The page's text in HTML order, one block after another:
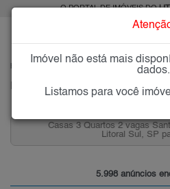
O PORTAL DE IMÓVEIS DO
Imóveis à Venda ou para Alugar no
Casas de 1 Quarto, Caiçara
5.998 anúncios
Imóvel não está mais
dados.
Listamos para você